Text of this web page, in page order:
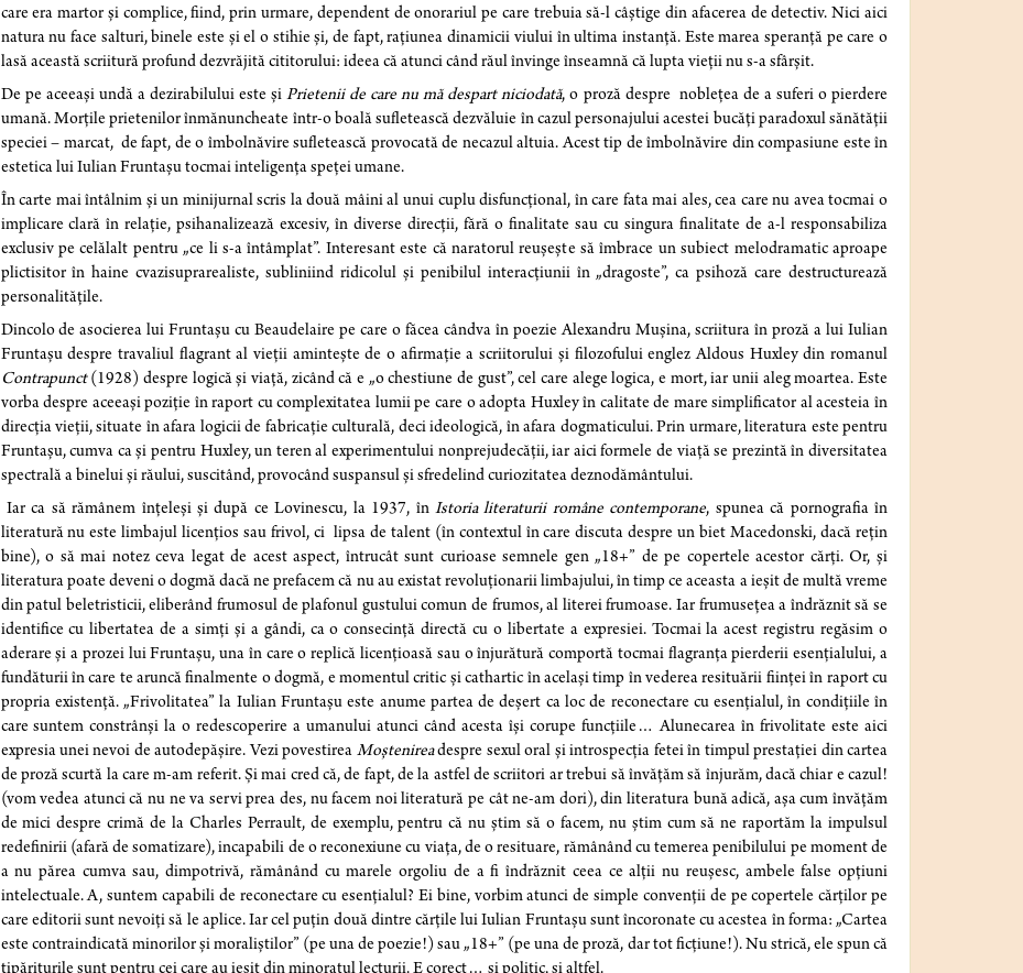
care era martor și complice, fiind, prin urmare, dependent de onorariul pe care trebuia să-l câștige din afacerea de detectiv. Nici aici
natura nu face salturi, binele este și el o stihie și, de fapt, rațiunea dinamicii viului în ultima instanță. Este marea speranță pe care o
lasă această scriitură profund dezvrăjită cititorului: ideea că atunci când răul învinge înseamnă că lupta vieții nu s-a sfârșit.
De pe aceeași undă a dezirabilului este și Prietenii de care nu mă despart niciodată, o proză despre noblețea de a suferi o pierdere
umană. Morțile prietenilor înmănuncheate într-o boală sufletească dezvăluie în cazul personajului acestei bucăți paradoxul sănătății
speciei – marcat, de fapt, de o îmbolnăvire sufletească provocată de necazul altuia. Acest tip de îmbolnăvire din compasiune este în
estetica lui Iulian Fruntașu tocmai inteligența speței umane.
În carte mai întâlnim și un minijurnal scris la două mâini al unui cuplu disfuncțional, în care fata mai ales, cea care nu avea tocmai o
implicare clară în relație, psihanalizează excesiv, în diverse direcții, fără o finalitate sau cu singura finalitate de a-l responsabiliza
exclusiv pe celălalt pentru „ce li s-a întâmplat”. Interesant este că naratorul reușește să îmbrace un subiect melodramatic aproape
plictisitor în haine cvazisuprarealiste, subliniind ridicolul și penibilul interacțiunii în „dragoste”, ca psihoză care destructurează
personalitățile.
Dincolo de asocierea lui Fruntașu cu Beaudelaire pe care o făcea cândva în poezie Alexandru Mușina, scriitura în proză a lui Iulian
Fruntașu despre travaliul flagrant al vieții amintește de o afirmație a scriitorului și filozofului englez Aldous Huxley din romanul
Contrapunct(1928) despre logică și viață, zicând că e „o chestiune de gust”, cel care alege logica, e mort, iar unii aleg moartea. Este
vorba despre aceeași poziție în raport cu complexitatea lumii pe care o adopta Huxley în calitate de mare simplificator al acesteia în
direcția vieții, situate în afara logicii de fabricație culturală, deci ideologică, în afara dogmaticului. Prin urmare, literatura este pentru
Fruntașu, cumva ca și pentru Huxley, un teren al experimentului nonprejudecății, iar aici formele de viață se prezintă în diversitatea
spectrală a binelui și răului, suscitând, provocând suspansul și sfredelind curiozitatea deznodământului.
Iar ca să rămânem înțeleși și după ce Lovinescu, la 1937, înIstoria literaturii române contemporane, spunea că pornografia în
literatură nu este limbajul licențios sau frivol, ci lipsa de talent (în contextul în care discuta despre un biet Macedonski, dacă rețin
bine), o să mai notez ceva legat de acest aspect, întrucât sunt curioase semnele gen „18+” de pe copertele acestor cărți. Or, și
literatura poate deveni o dogmă dacă ne prefacem că nu au existat revoluționarii limbajului, în timp ce aceasta a ieșit de multă vreme
din patul beletristicii, eliberând frumosul de plafonul gustului comun de frumos, al literei frumoase. Iar frumusețea a îndrăznit să se
identifice cu libertatea de a simți și a gândi, ca o consecință directă cu o libertate a expresiei. Tocmai la acest registru regăsim o
aderare și a prozei lui Fruntașu, una în care o replică licențioasă sau o înjurătură comportă tocmai flagranța pierderii esențialului, a
fundăturii în care te aruncă finalmente o dogmă, e momentul critic și cathartic în același timp în vederea resituării ființei în raport cu
propria existență. „Frivolitatea” la Iulian Fruntașu este anume partea de deșert ca loc de reconectare cu esențialul, în condițiile în
care suntem constrânși la o redescoperire a umanului atunci când acesta își corupe funcțiile… Alunecarea în frivolitate este aici
expresia unei nevoi de autodepășire. Vezi povestirea Moștenireadespre sexul oral și introspecția fetei în timpul prestației din cartea
de proză scurtă la care m-am referit. Și mai cred că, de fapt, de la astfel de scriitori ar trebui să învățăm să înjurăm, dacă chiar e cazul!
(vom vedea atunci că nu ne va servi prea des, nu facem noi literatură pe cât ne-am dori), din literatura bună adică, așa cum învățăm
de mici despre crimă de la Charles Perrault, de exemplu, pentru că nu știm să o facem, nu știm cum să ne raportăm la impulsul
redefinirii (afară de somatizare), incapabili de o reconexiune cu viața, de o resituare, rămânând cu temerea penibilului pe moment de
a nu părea cumva sau, dimpotrivă, rămânând cu marele orgoliu de a fi îndrăznit ceea ce alții nu reușesc, ambele false opțiuni
intelectuale. A, suntem capabili de reconectare cu esențialul? Ei bine, vorbim atunci de simple convenții de pe copertele cărților pe
care editorii sunt nevoiți să le aplice. Iar cel puțin două dintre cărțile lui Iulian Fruntașu sunt încoronate cu acestea în forma: „Cartea
este contraindicată minorilor și moraliștilor” (pe una de poezie!) sau „18+” (pe una de proză, dar tot ficțiune!). Nu strică, ele spun că
tipăriturile sunt pentru cei care au ieșit din minoratul lecturii. E corect… și politic, și altfel.